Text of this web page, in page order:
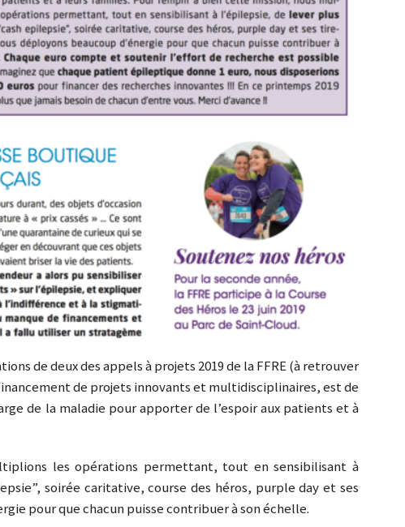
de deux des appels à projets 2019 de la FFRE (à retrouver
de projets innovants et multidisciplinaires, est de
de la maladie pour apporter de l’espoir aux patients et à
les opérations permettant, tout en sensibilisant à
soirée caritative, course des héros, purple day et ses
pour que chacun puisse contribuer à son échelle.